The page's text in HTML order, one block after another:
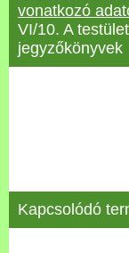
Zalaköveskút
Versenyképes
Program
vonatkozó
VI/10. A
jegyzőkönyvek
Kapcsolódó